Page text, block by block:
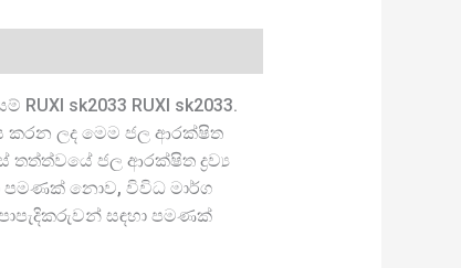
sk2033 RUXI sk2033.
කරන ලද මෙම ජල ආරක්ෂිත
තත්ත්වයේ ජල ආරක්ෂිත ද්‍රව්‍ය
පමණක් නොව, විවිධ මාර්ග
සඳහා පමණක්